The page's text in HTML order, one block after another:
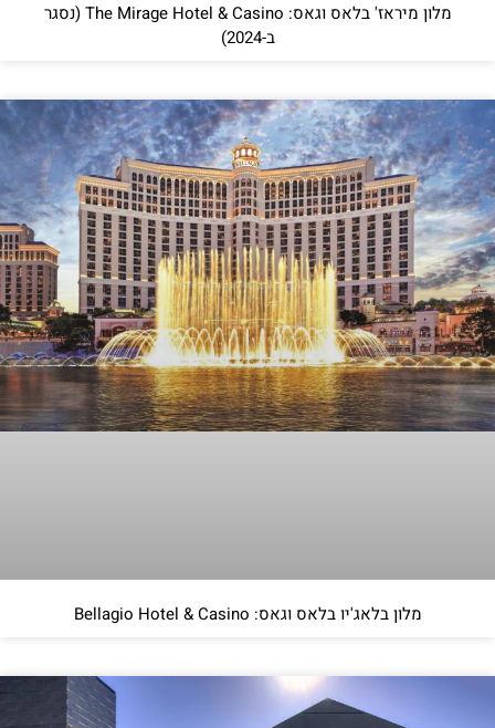
מלון מיראז' בלאס וגאס: The Mirage Hotel & Casino (נסגר
ב-2024)
מלון בלאג'יו בלאס וגאס: Bellagio Hotel & Casino